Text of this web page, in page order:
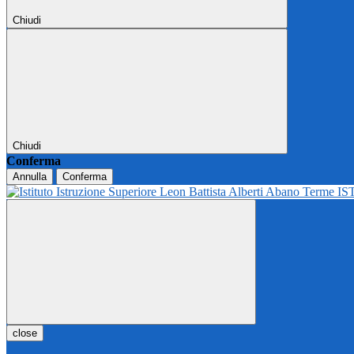
Chiudi
Chiudi
Conferma
Annulla Conferma
close